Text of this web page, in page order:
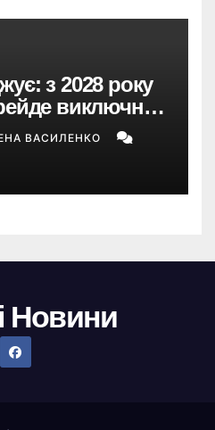
з 2028 року
виключно
ВАСИЛЕНКО
Новини